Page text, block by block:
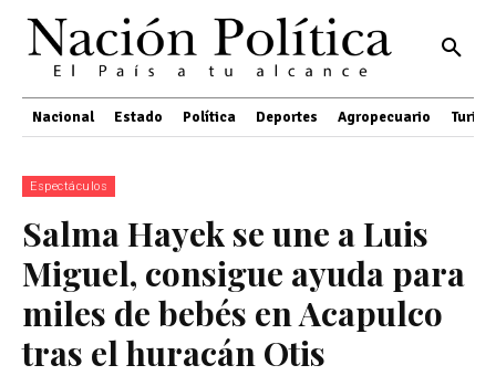
Nacional Estado Política Deportes Agropecuario
Espectáculos
Salma Hayek se une a Luis
Miguel, consigue ayuda para
miles de bebés en Acapulco
tras el huracán Otis